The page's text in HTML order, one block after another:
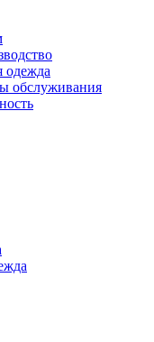
одежда
обслуживания